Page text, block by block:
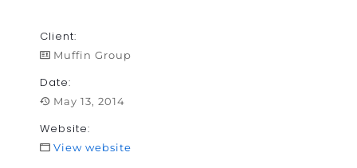
Client:
Muffin Group
Date:
May 13, 2014
Website:
View website